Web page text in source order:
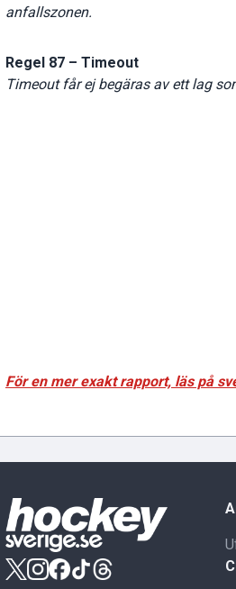
anfallszonen.
Regel 87 – Timeout
Timeout får ej begäras av ett lag
För en mer exakt rapport, läs på